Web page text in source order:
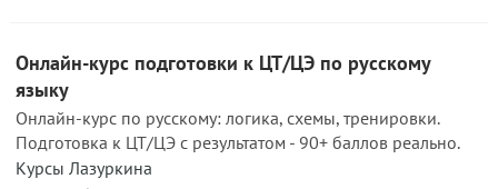
Онлайн-курс подготовки к ЦТ/ЦЭ по русскому
языку
Онлайн-курс по русскому: логика, схемы, тренировки.
Подготовка к ЦТ/ЦЭ с результатом - 90+ баллов реально.
Курсы Лазуркина